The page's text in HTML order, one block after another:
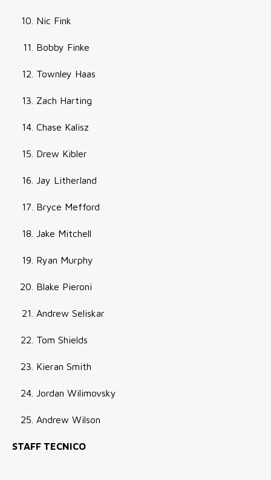
Nic Fink
Bobby Finke
Townley Haas
Zach Harting
Chase Kalisz
Drew Kibler
Jay Litherland
Bryce Mefford
Jake Mitchell
Ryan Murphy
Blake Pieroni
Andrew Seliskar
Tom Shields
Kieran Smith
Jordan Wilimovsky
Andrew Wilson
STAFF TECNICO